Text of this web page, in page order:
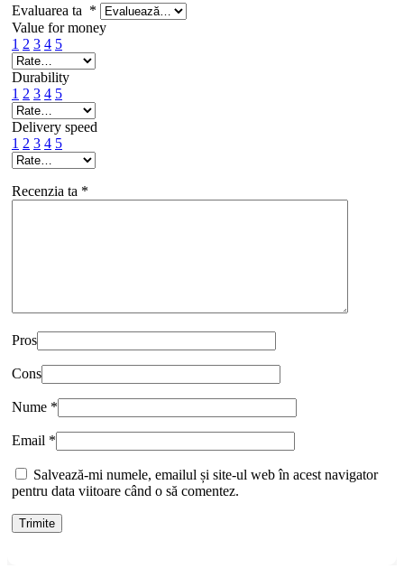
Evaluarea ta *
Value for money
1 2 3 4 5
Durability
1 2 3 4 5
Delivery speed
1 2 3 4 5
Recenzia ta *
Pros
Cons
Nume *
Email *
Salvează-mi numele, emailul și site-ul web în acest navigator
pentru data viitoare când o să comentez.